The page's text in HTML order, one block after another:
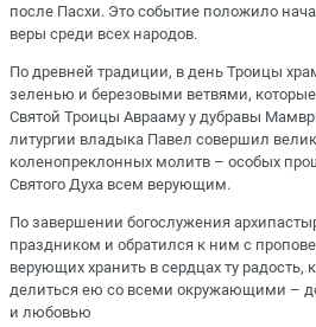
после Пасхи. Это событие положило
веры среди всех народов.
По древней традиции, в день Троицы
зеленью и березовыми ветвями,
Святой Троицы Аврааму у дубравы
литургии владыка Павел совершил
коленопреклонных молитв – особых
Святого Духа всем верующим.
По завершении богослужения
праздником и обратился к ним с
верующих хранить в сердцах ту радость,
делиться ею со всеми окружающими –
и любовью